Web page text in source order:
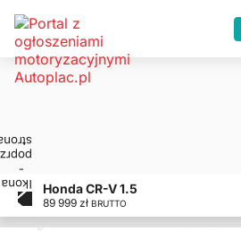
Honda CR-V 1.5
89 999 zł BRUTTO